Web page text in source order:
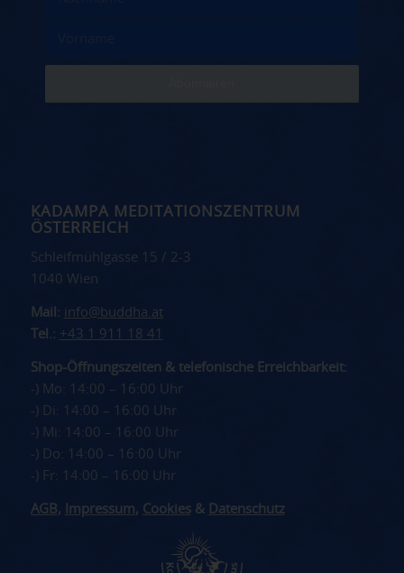
KADAMPA MEDITATIONSZENTRUM
ÖSTERREICH
Schleifmühlgasse 15 / 2-3
1040 Wien
Mail: info@buddha.at
Tel.: +43 1 911 18 41
Shop-Öffnungszeiten & telefonische Erreichbarkeit:
-) Mo: 14:00 – 16:00 Uhr
-) Di: 14:00 – 16:00 Uhr
-) Mi: 14:00 – 16:00 Uhr
-) Do: 14:00 – 16:00 Uhr
-) Fr: 14:00 – 16:00 Uhr
AGB , Impressum, Cookies& Datenschutz